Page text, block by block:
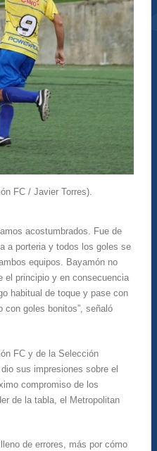
FC / Javier Torres).
acostumbrados. Fue de
a porteria y todos los goles se
equipos. Bayamón no
el principio y en consecuencia
habitual de toque y pase con
con goles bonitos”, señaló
FC y de la Selección
sus impresiones sobre el
compromiso de los
de la tabla, el Metropolitan
de errores, más por cómo